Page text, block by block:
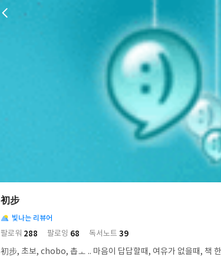
初步
님
의
사
락
빛나는 리뷰어
팔로워 288 팔로잉 68 독서노트 39
初步, 초보, chobo, 촙ㅗ .. 마음이 답답할때, 여유가 없을때, 책